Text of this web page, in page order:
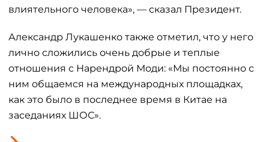
влиятельного человека», — сказал Президент.
Александр Лукашенко также отметил, что у него
лично сложились очень добрые и теплые
отношения с Нарендрой Моди: «Мы постоянно с
ним общаемся на международных площадках,
как это было в последнее время в Китае на
заседаниях ШОС».